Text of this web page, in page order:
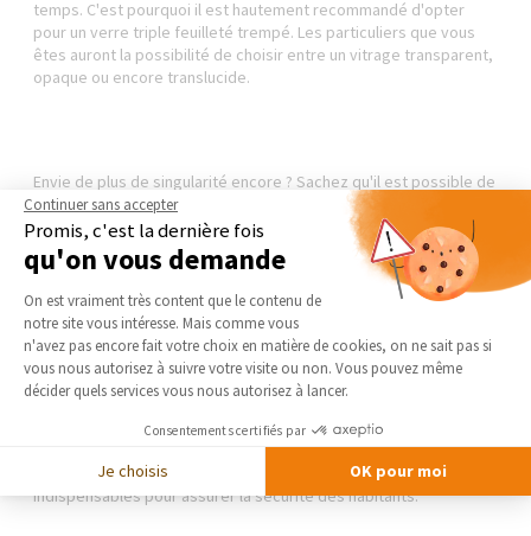
temps. C'est pourquoi il est hautement recommandé d'opter
pour un verre triple feuilleté trempé. Les particuliers que vous
êtes auront la possibilité de choisir entre un vitrage transparent,
opaque ou encore translucide.
Envie de plus de singularité encore ? Sachez qu'il est possible de
personnaliser ses dalles de verre. Certains professionnels
proposent d'intégrer des images et des tissus dans les dalles. Il
est également possible de choisir des dalles de verre colorées.
Ou encore d'intégrer un éclairage Led dans le plancher de verre.
Commentinstaller unplancher de verre souplex?
Il va sans dire que la pose d'un plancher de verre est une
opération particulièrement technique et délicate. Les
compétences d'un professionnel expérimenté et averti sont
indispensables pour assurer la sécurité des habitants.
Continuer sans accepter
Promis, c'est la dernière fois
qu'on vous demande
Plateforme de Gestion du
On est vraiment très content que le contenu de
notre site vous intéresse. Mais comme vous
n'avez pas encore fait votre choix en matière de cookies, on ne sait pas si
vous nous autorisez à suivre votre visite ou non. Vous pouvez même
décider quels services vous nous autorisez à lancer.
Consentements certifiés par
Je choisis OK pour moi
Axeptio consent